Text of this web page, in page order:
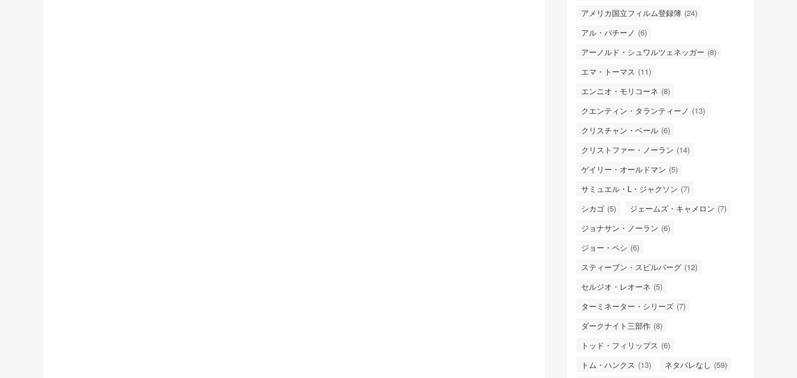
アメリカ国立フィルム登録簿 (24)
アル・パチーノ (6)
アーノルド・シュワルツェネッガー (8)
エマ・トーマス (11)
エンニオ・モリコーネ (8)
クエンティン・タランティーノ (13)
クリスチャン・ベール (6)
クリストファー・ノーラン (14)
ゲイリー・オールドマン (5)
サミュエル・L・ジャクソン (7)
シカゴ (5) ジェームズ・キャメロン (7)
ジョナサン・ノーラン (6)
ジョー・ペシ (6)
スティーブン・スピルバーグ (12)
セルジオ・レオーネ (5)
ターミネーター・シリーズ (7)
ダークナイト三部作 (8)
トッド・フィリップス (6)
トム・ハンクス (13) ネタバレなし (59)